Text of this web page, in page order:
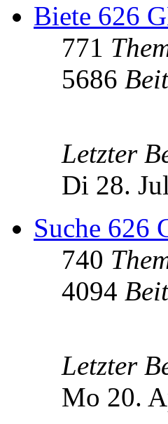
Biete 626
771
5686
Letzter
Di 28.
Suche 626
740
4094
Letzter
Mo 20.